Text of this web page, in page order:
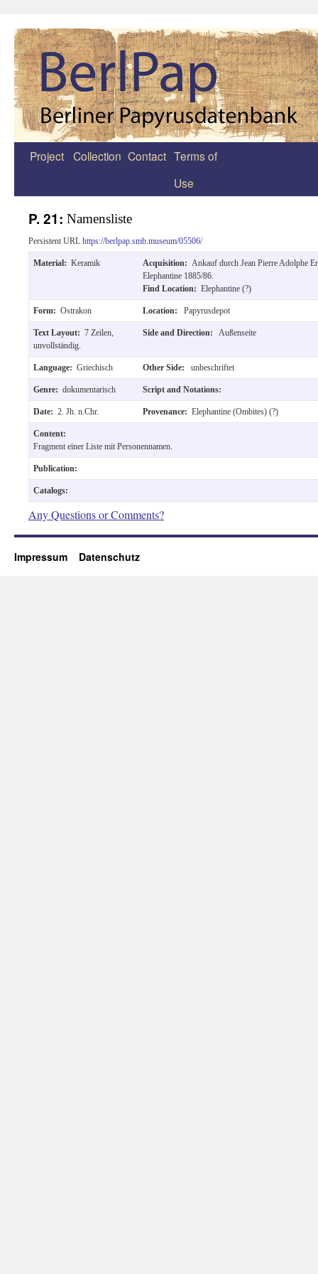
Zum
Project Collection Contact Terms of
Use
P. 21: Namensliste
Persistent URL https://berlpap.smb.museum/05506/
Material: Keramik Acquisition: Ankauf durch Jean Pierre Adolphe
Elephantine 1885/86.
Find Location: Elephantine (?)
Form: Ostrakon Location: Papyrusdepot
Text Layout: 7 Zeilen,
unvollständig.
Side and Direction: Außenseite
Language: Griechisch Other Side: unbeschriftet
Genre: dokumentarisch Script and Notations:
Date: 2. Jh. n.Chr. Provenance: Elephantine (Ombites) (?)
Content:
Fragment einer Liste mit Personennamen.
Publication:
Catalogs:
Any Questions or Comments?
Impressum Datenschutz